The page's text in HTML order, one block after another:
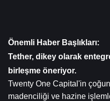
Önemli Haber Başlıkları:
Tether, dikey olarak
birleşme öneriyor.
Twenty One Capital'in
madenciliği ve hazine